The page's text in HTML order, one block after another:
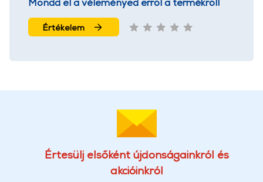
Mondd el a véleményed erről a termékről!
Értékelem
Értesülj elsőként újdonságainkról és
akcióinkról